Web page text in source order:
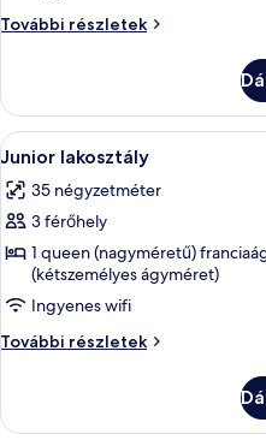
További részletek
Superior
A
következő
szoba
összes
képének
megtekintése:
Junior
lakosztály
12
Junior lakosztály
35 négyzetméter
3 férőhely
1 queen (nagyméretű)
(kétszemélyes ágyméret)
Ingyenes wifi
További részletek
Junior